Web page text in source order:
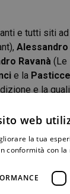
e tutti siti
Alessandro
Ravanà (Le
e la
e la
territorio –
web
la tua
conformità con